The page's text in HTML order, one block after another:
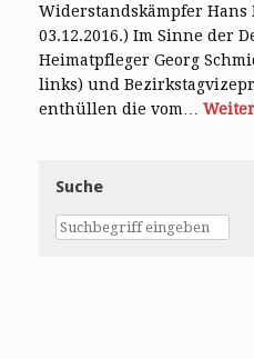
Widerstandskämpfer Hans
03.12.2016.) Im Sinne der
Heimatpfleger Georg
links) und
enthüllen die vom…
Suche